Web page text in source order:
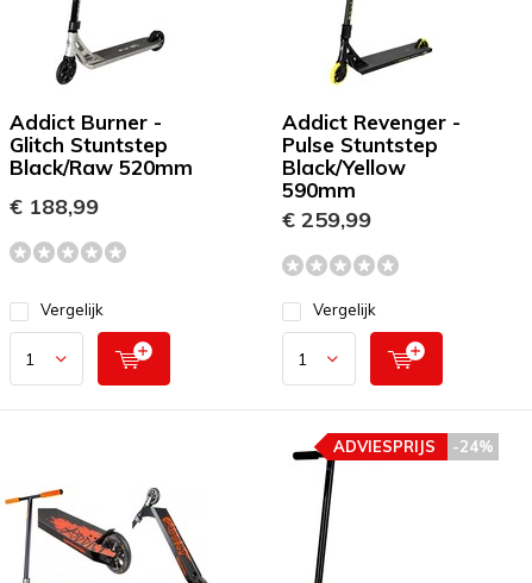
Addict Burner -
Glitch Stuntstep
Black/Raw 520mm
€ 188,99
Vergelijk
Addict Revenger -
Pulse Stuntstep
Black/Yellow
590mm
€ 259,99
Vergelijk
-24%
ADVIESPRIJS